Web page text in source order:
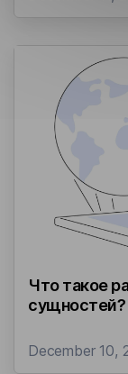
Что такое
сущностей?
December 10,